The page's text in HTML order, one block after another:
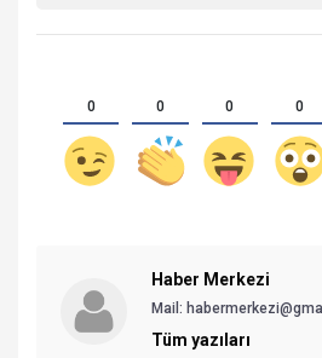
0 0 0 0
Haber Merkezi
Mail:
Tüm yazıları